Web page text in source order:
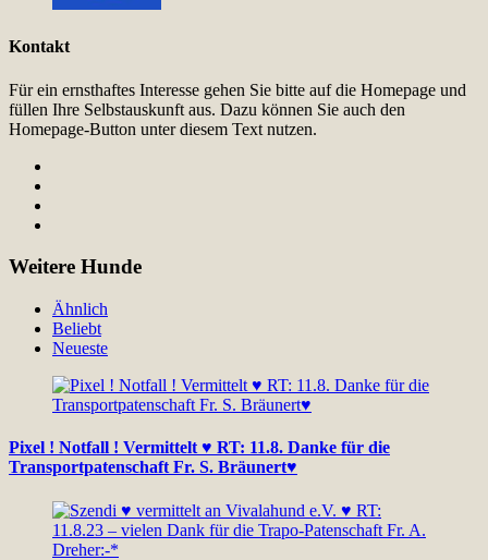
Kontakt
Für ein ernsthaftes Interesse gehen Sie bitte auf die Homepage und
füllen Ihre Selbstauskunft aus. Dazu können Sie auch den
Homepage-Button unter diesem Text nutzen.
Weitere Hunde
Ähnlich
Beliebt
Neueste
Pixel ! Notfall ! Vermittelt ♥ RT: 11.8. Danke für die
Transportpatenschaft Fr. S. Bräunert♥